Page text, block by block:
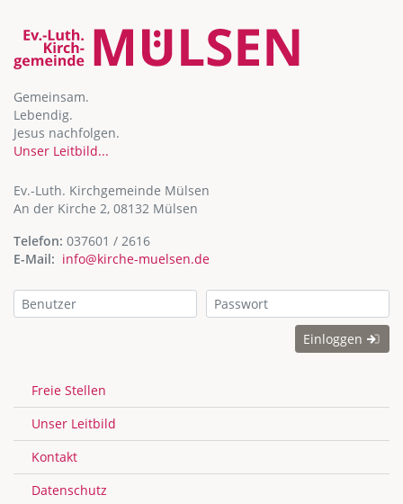
Gemeinsam.
Lebendig.
Jesus nachfolgen.
Unser Leitbild...
Ev.-Luth. Kirchgemeinde Mülsen
An der Kirche 2, 08132 Mülsen
Telefon: 037601 / 2616
E-Mail: info@kirche-muelsen.de
Einloggen
Freie Stellen
Unser Leitbild
Kontakt
Datenschutz